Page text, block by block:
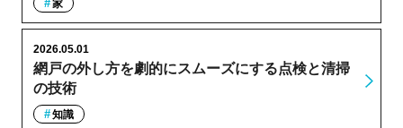
家
網戸の外し方を劇的にスムーズにする点検と清掃
の技術
2026.05.01
知識